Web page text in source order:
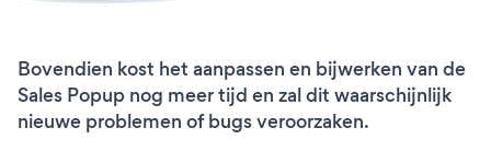
Bovendien kost het aanpassen en bijwerken van de
Sales Popup nog meer tijd en zal dit waarschijnlijk
nieuwe problemen of bugs veroorzaken.